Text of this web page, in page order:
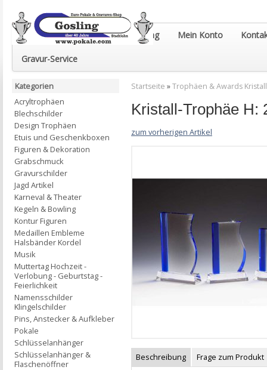
Euro-Pokale & Gravur-Shop Gosling Mein Konto
Gravur-Service
Startseite »Trophäen & Awards Kristall
Kristall-Trophäe H:
zum vorherigen Artikel
Beschreibung
Frage zum Produkt
Kategorien
Acryltrophäen
Blechschilder
Design Trophäen
Etuis und Geschenkboxen
Figuren & Dekoration
Grabschmuck
Gravurschilder
Jagd Artikel
Karneval & Theater
Kegeln & Bowling
Kontur Figuren
Medaillen Embleme
Halsbänder Kordel
Musik
Muttertag Hochzeit -
Verlobung - Geburtstag -
Feierlichkeit
Namensschilder
Klingelschilder
Pins, Anstecker & Aufkleber
Pokale
Schlüsselanhänger
Schlüsselanhänger &
Flaschenöffner